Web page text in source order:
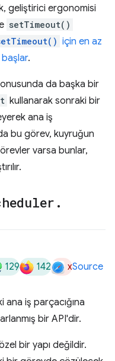
geliştirici ergonomisi
setTimeout()
için en az
.
da başka bir
kullanarak sonraki bir
ana iş
bu görev, kuyruğun
varsa bunlar,
.
129 142 xSource
ana iş parçacığına
bir API'dir.
bir yapı değildir.